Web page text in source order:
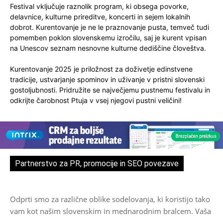
Festival vključuje raznolik program, ki obsega povorke,
delavnice, kulturne prireditve, koncerti in sejem lokalnih
dobrot. Kurentovanje je ne le praznovanje pusta, temveč tudi
pomemben poklon slovenskemu izročilu, saj je kurent vpisan
na Unescov seznam nesnovne kulturne dediščine človeštva.
Kurentovanje 2025 je priložnost za doživetje edinstvene
tradicije, ustvarjanje spominov in uživanje v pristni slovenski
gostoljubnosti. Pridružite se največjemu pustnemu festivalu in
odkrijte čarobnost Ptuja v vsej njegovi pustni veličini!
Partnerstvo za PR, promocije in SEO povezave
Odprti smo za različne oblike sodelovanja, ki koristijo tako
vam kot našim slovenskim in mednarodnim bralcem. Vaša